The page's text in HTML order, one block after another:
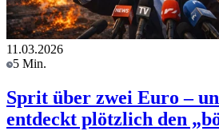
11.03.2026
5 Min.
Sprit über zwei Euro –
entdeckt plötzlich den